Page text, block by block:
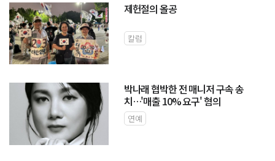
제헌절의 올공
칼럼
박나래 협박한 전 매니저 구속 송
치…'매출 10% 요구' 혐의
연예